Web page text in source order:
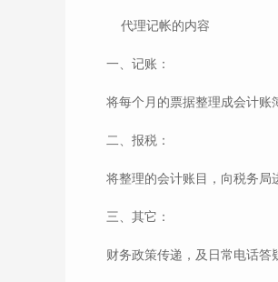
代理记帐的内容
一、记账：
将每个月的票据整理成会计账
二、报税：
将整理的会计账目，向税务局
三、其它：
财务政策传递，及日常电话答